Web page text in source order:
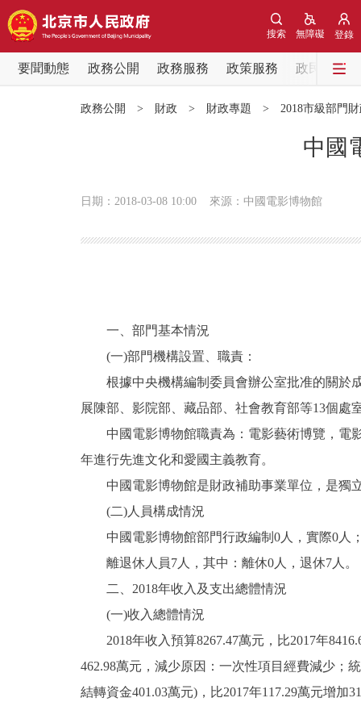
登錄
無障礙
搜索
要聞動態 政務公開 政務服務 政策服務
政民互動
政策兌現
決策公開
個人服務
便民服務
仲介服務
政民互動
12345網上接訴即辦
政務公開 > 財政 > 財政專題 > 2018市級部門
中國
日期：2018-03-08 10:00 來源：中國電影博物館
一、部門基本情況
(一)部門機構設置、職責：
根據中央機構編制委員會辦公室批准的關於成
展陳部、影院部、藏品部、社會教育部等13個處
中國電影博物館職責為：電影藝術博覽，電影
年進行先進文化和愛國主義教育。
中國電影博物館是財政補助事業單位，是獨
(二)人員構成情況
中國電影博物館部門行政編制0人，實際0人
離退休人員7人，其中：離休0人，退休7人。
二、2018年收入及支出總體情況
(一)收入總體情況
2018年收入預算8267.47萬元，比2017年
462.98萬元，減少原因：一次性項目經費減少；
結轉資金401.03萬元)，比2017年117.29萬元增